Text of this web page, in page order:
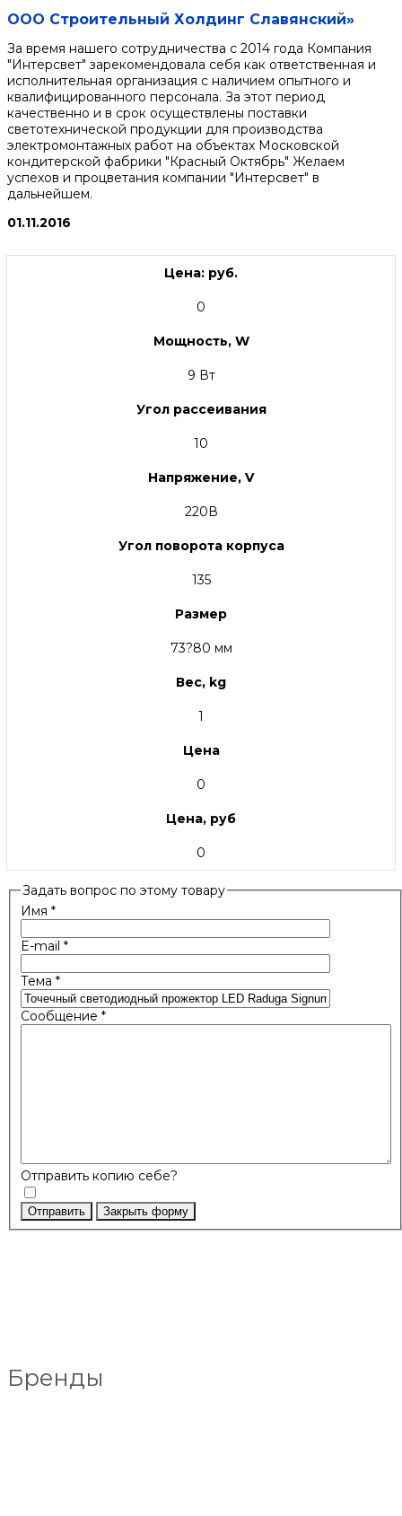
ООО Строительный Холдинг Славянский»
За время нашего сотрудничества с 2014 года Компания
"Интерсвет" зарекомендовала себя как ответственная и
исполнительная организация с наличием опытного и
квалифицированного персонала. За этот период
качественно и в срок осуществлены поставки
светотехнической продукции для производства
электромонтажных работ на объектах Московской
кондитерской фабрики "Красный Октябрь" Желаем
успехов и процветания компании "Интерсвет" в
дальнейшем.
01.11.2016
Цена: руб.
0
Мощность, W
9 Вт
Угол рассеивания
10
Напряжение, V
220В
Угол поворота корпуса
135
Размер
73?80 мм
Вес, kg
1
Цена
0
Цена, руб
0
Задать вопрос по этому товару
Имя *
E-mail *
Тема *
Сообщение *
Отправить копию себе?
Отправить Закрыть форму
Бренды